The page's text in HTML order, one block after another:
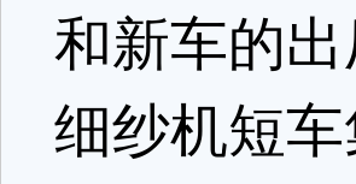
和新车的
细纱机短